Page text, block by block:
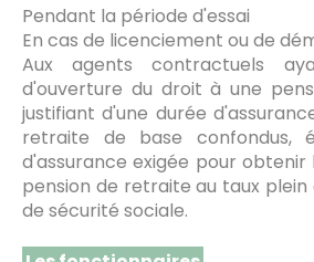
Pendant la période d'essai
En cas de licenciement ou de
Aux agents contractuels
d'ouverture du droit à une
justifiant d'une durée
retraite de base confondus,
d'assurance exigée pour obtenir
pension de retraite au taux
de sécurité sociale.